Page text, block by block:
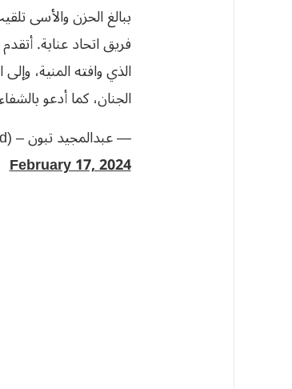
ببالغ الحزن والأسى
فريق اتحاد عنابة.
الذي وافته المنية،
الجنان، كما أدعو
— عبدالمجيد تبون – Abdelmadjid Tebboune (@TebbouneAmadjid)
February 17, 2024